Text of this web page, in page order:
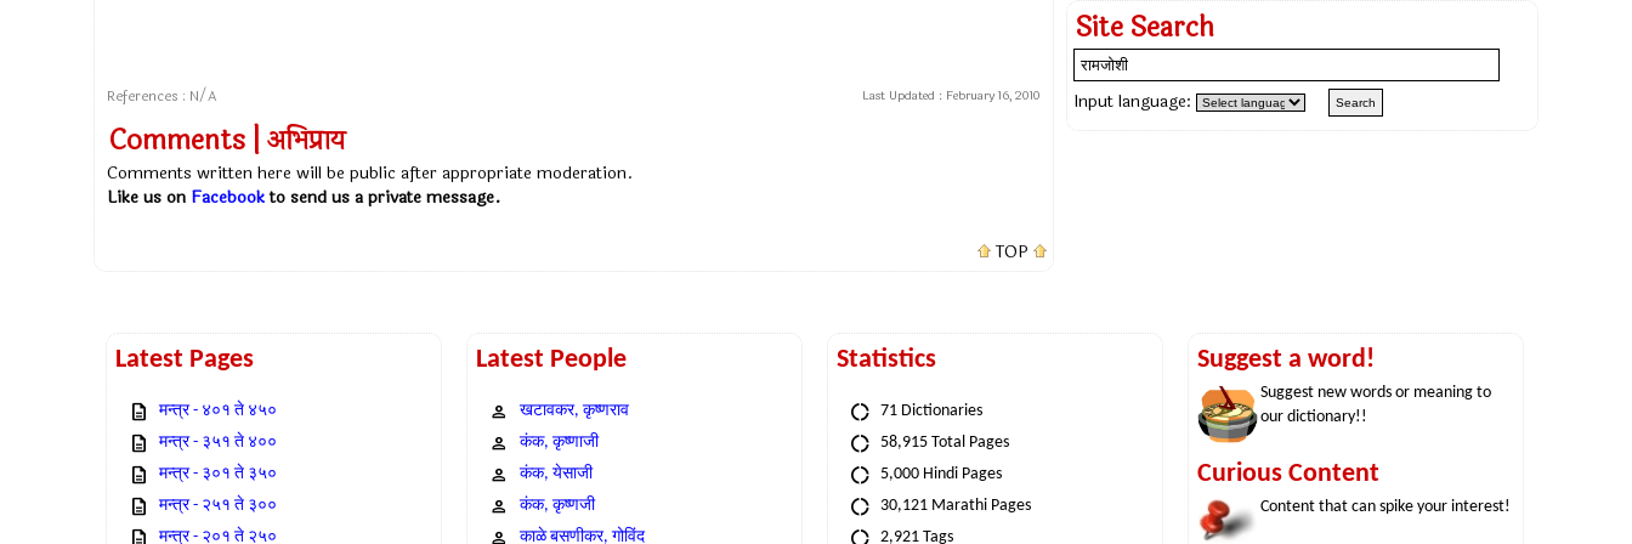
References : N/A Last Updated : February 16, 2010
Comments | अभिप्राय
Comments written here will be public after appropriate moderation.
Like us on Facebookto send us a private message.
TOP
Site Search
Input language:
Latest Pages
मन्त्र - ४०१ ते ४५०
मन्त्र - ३५१ ते ४००
मन्त्र - ३०१ ते ३५०
मन्त्र - २५१ ते ३००
मन्त्र - २०१ ते २५०
Latest People
खटावकर, कृष्णराव
कंक, कृष्णाजी
कंक, येसाजी
कंक, कृष्णजी
काळे बसणीकर, गोविंद
Statistics
71 Dictionaries
58,915 Total Pages
5,000 Hindi Pages
30,121 Marathi Pages
2,921 Tags
Suggest a word!
Suggest new words or meaning to
our dictionary!!
Curious Content
Content that can spike your interest!